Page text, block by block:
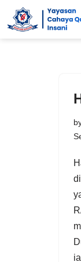
Skip